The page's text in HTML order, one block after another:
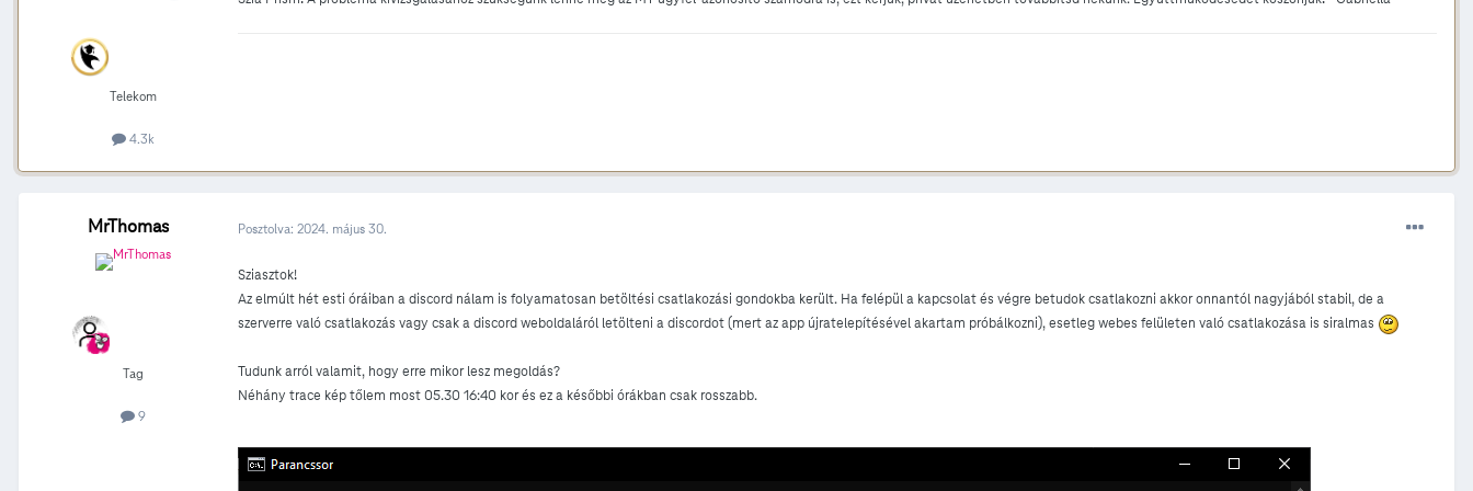
Telekom
4.3k
MrThomas
Tag
9
Posztolva: 2024. május 30.
Sziasztok!
Az elmúlt hét esti óráiban a discord nálam is folyamatosan betöltési csatlakozási gondokba került. Ha felépül a kapcsolat és végre betudok csatlakozni akkor onnantól nagyjából stabil, de a
szerverre való csatlakozás vagy csak a discord weboldaláról letölteni a discordot (mert az app újratelepítésével akartam próbálkozni), esetleg webes felületen való csatlakozása is siralmas
Tudunk arról valamit, hogy erre mikor lesz megoldás?
Néhány trace kép tőlem most 05.30 16:40 kor és ez a későbbi órákban csak rosszabb.